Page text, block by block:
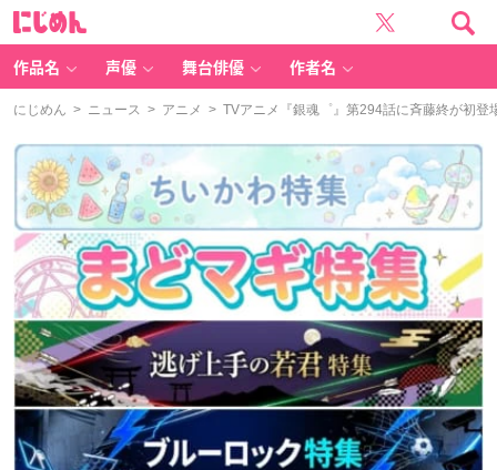
作品名 声優 舞台俳優 作者名
にじめん > ニュース > アニメ > TVアニメ『銀魂゜』第294話に斉藤終が初登